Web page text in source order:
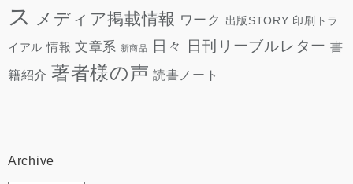
ス
メディア掲載情報 ワーク 出版STORY 印刷トラ
イアル 情報 文章系 新商品 日々 日刊リーブルレター 書
籍紹介 著者様の声 読書ノート
Archive